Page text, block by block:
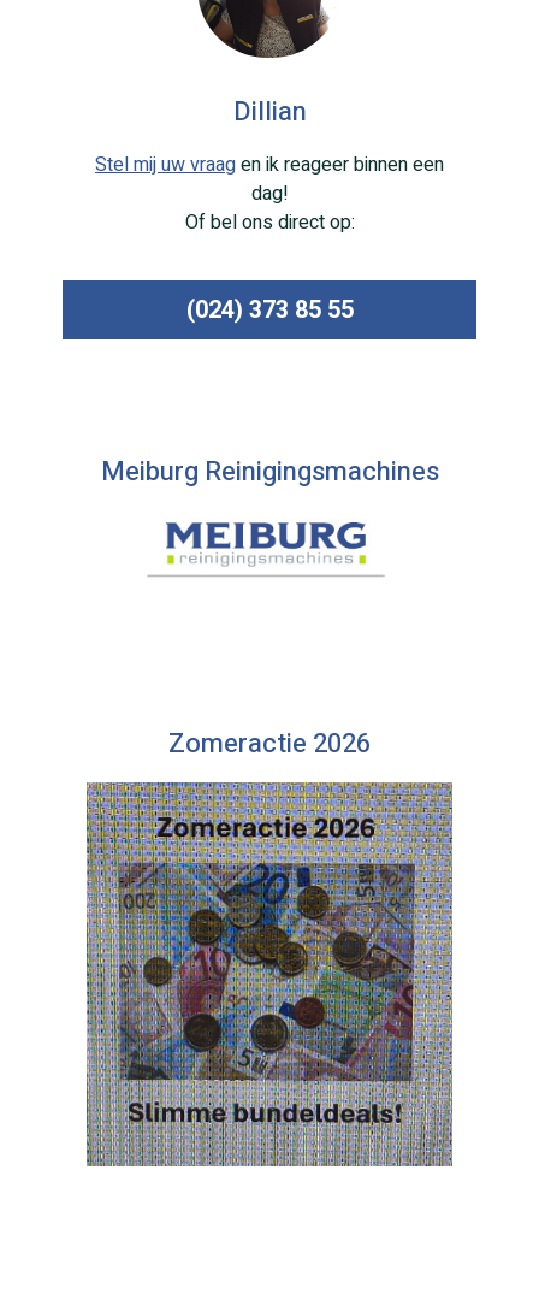
Dillian
Stel mij uw vraagen ik reageer binnen een
dag!
Of bel ons direct op:
(024) 373 85 55
Meiburg Reinigingsmachines
Zomeractie 2026